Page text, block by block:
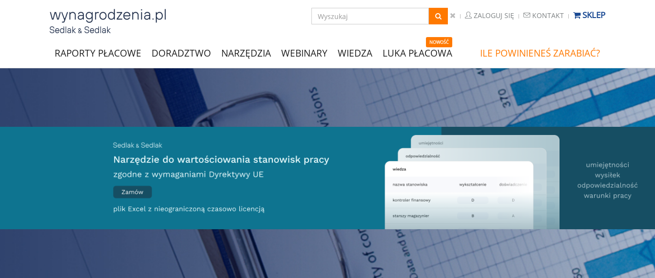
ZALOGUJ SIĘ KONTAKT SKLEP
RAPORTY PŁACOWE DORADZTWO NARZĘDZIA WEBINARY WIEDZA
NOWOŚĆ
LUKA PŁACOWA ILE POWINIENEŚ ZARABIAĆ?